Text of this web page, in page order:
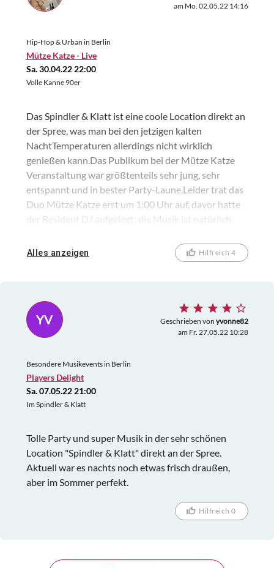
am Mo. 02.05.22 14:16
Hip-Hop & Urban in Berlin
Mütze Katze - Live
Sa. 30.04.22 22:00
Volle Kanne 90er
Das Spindler & Klatt ist eine coole Location direkt an
der Spree, was man bei den jetzigen kalten
NachtTemperaturen allerdings nicht wirklich
genießen kann.Das Publikum bei der Mütze Katze
Veranstaltung war größtenteils sehr jung, sehr
entspannt und in bester Party-Laune.Leider trat das
Duo Mütze Katze erst um 1:00 Uhr auf, davor hatte
der Resident DJ aufgelegt; die Musik ist natürlich
mittelmäßig. Mütze Katze haben dann wirklich
Stimmung gemacht mit ihrer Verkleidung,
schon früher auftreten können; der Club war
durchaus schon voll.
Alles anzeigen Hilfreich 4
YV Geschrieben von yvonne82
am Fr. 27.05.22 10:28
Besondere Musikevents in Berlin
Players Delight
Sa. 07.05.22 21:00
Im Spindler & Klatt
Tolle Party und super Musik in der sehr schönen
Location "Spindler & Klatt" direkt an der Spree.
Aktuell war es nachts noch etwas frisch draußen,
aber im Sommer perfekt.
Hilfreich 0